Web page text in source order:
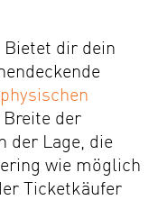
dir dein
Breite der
der Lage, die
wie möglich
Ticketkäufer